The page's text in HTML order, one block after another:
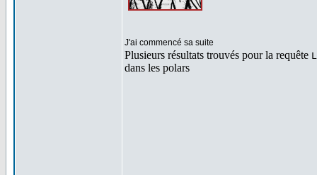
J'ai commencé sa suite